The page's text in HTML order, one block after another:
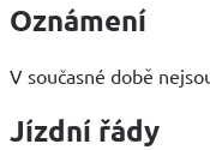
Oznámení
V současné době
Jízdní řády